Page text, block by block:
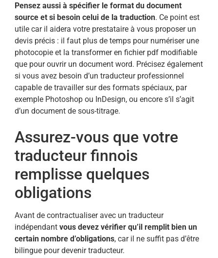
Pensez aussi à spécifier le format du document
source et si besoin celui de la traduction. Ce point est
utile car il aidera votre prestataire à vous proposer un
devis précis : il faut plus de temps pour numériser une
photocopie et la transformer en fichier pdf modifiable
que pour ouvrir un document word. Précisez également
si vous avez besoin d’un traducteur professionnel
capable de travailler sur des formats spéciaux, par
exemple Photoshop ou InDesign, ou encore s’il s’agit
d’un document de sous-titrage.
Assurez-vous que votre
traducteur finnois
remplisse quelques
obligations
Avant de contractualiser avec un traducteur
indépendant vous devez vérifier qu’il remplit bien un
certain nombre d’obligations, car il ne suffit pas d’être
bilingue pour devenir traducteur.